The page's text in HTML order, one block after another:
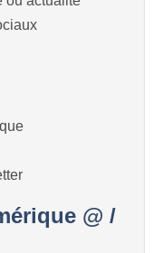
@ /